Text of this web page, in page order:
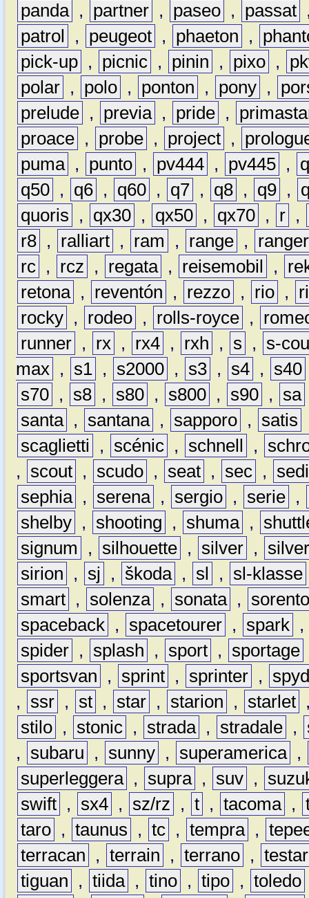
panda , partner , paseo , passat
patrol
, peugeot , phaeton ,
pick-up , picnic , pinin , pixo ,
polar , polo , ponton , pony ,
prelude , previa , pride ,
proace , probe , project ,
puma , punto , pv444 , pv445 ,
q50 , q6 , q60 , q7 , q8 , q9 ,
quoris
, qx30 , qx50 , qx70 , r ,
r8 , ralliart , ram , range ,
ranger
rc , rcz , regata , reisemobil ,
retona , reventón , rezzo , rio ,
rocky , rodeo , rolls-royce ,
runner , rx , rx4 , rxh , s ,
s-
max , s1 , s2000 , s3 , s4 , s40
s70 , s8 , s80 , s800 , s90 , sa
santa , santana , sapporo , satis
scaglietti
, scénic , schnell ,
,
scout , scudo , seat , sec ,
sephia , serena , sergio , serie ,
shelby , shooting , shuma ,
signum
, silhouette , silver ,
sirion
, sj , škoda , sl , sl-klasse
smart , solenza , sonata ,
spaceback , spacetourer , spark ,
spider , splash , sport , sportage
sportsvan
, sprint , sprinter ,
,
ssr , st , star , starion , starlet
stilo , stonic , strada , stradale ,
,
subaru , sunny , superamerica ,
superleggera , supra , suv ,
swift , sx4 , sz/rz , t , tacoma ,
taro , taunus , tc , tempra ,
terracan
, terrain , terrano ,
tiguan
, tiida , tino , tipo , toledo